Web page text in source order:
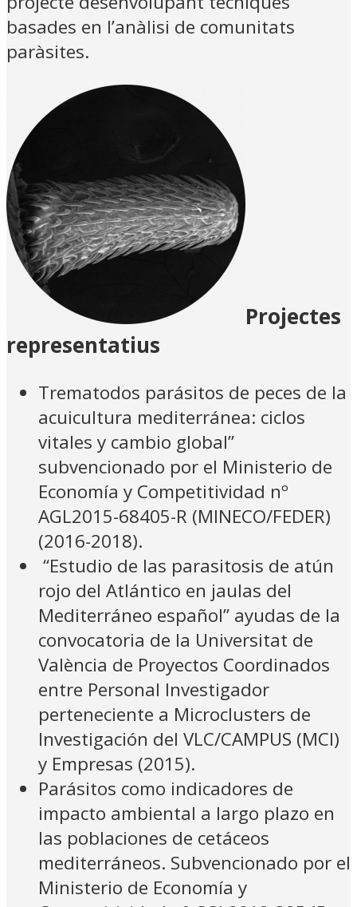
basades en l’anàlisi de comunitats
paràsites.
Projectes
representatius
Trematodos parásitos de peces de la
acuicultura mediterránea: ciclos
vitales y cambio global”
subvencionado por el Ministerio de
Economía y Competitividad nº
AGL2015-68405-R (MINECO/FEDER)
(2016-2018).
“Estudio de las parasitosis de atún
rojo del Atlántico en jaulas del
Mediterráneo español” ayudas de la
convocatoria de la Universitat de
València de Proyectos Coordinados
entre Personal Investigador
perteneciente a Microclusters de
Investigación del VLC/CAMPUS (MCI)
y Empresas (2015).
Parásitos como indicadores de
impacto ambiental a largo plazo en
las poblaciones de cetáceos
mediterráneos. Subvencionado por el
Ministerio de Economía y